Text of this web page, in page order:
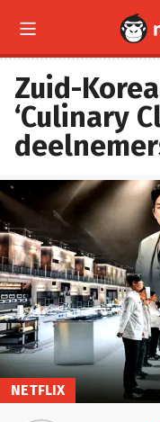

Zuid-
‘Culinary
NETFLIX